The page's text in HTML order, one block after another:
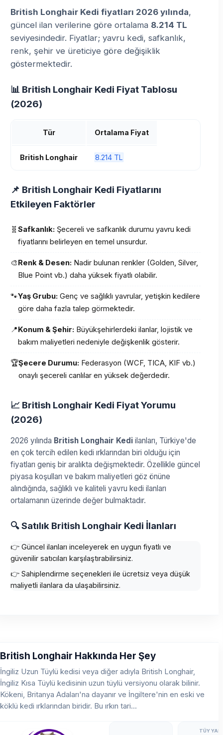
British Longhair Kedi fiyatları 2026 yılında,
güncel ilan verilerine göre ortalama 8.214 TL
seviyesindedir. Fiyatlar; yavru kedi, safkanlık,
renk, şehir ve üreticiye göre değişiklik
göstermektedir.
📊 British Longhair Kedi Fiyat Tablosu
(2026)
Tür Ortalama Fiyat
British Longhair 8.214 TL
📌 British Longhair Kedi Fiyatlarını
Etkileyen Faktörler
🧬 Safkanlık: Şecereli ve safkanlık durumu yavru kedi
fiyatlarını belirleyen en temel unsurdur.
🎨Renk & Desen: Nadir bulunan renkler (Golden, Silver,
Blue Point vb.) daha yüksek fiyatlı olabilir.
🐾Yaş Grubu: Genç ve sağlıklı yavrular, yetişkin kedilere
göre daha fazla talep görmektedir.
📍Konum & Şehir: Büyükşehirlerdeki ilanlar, lojistik ve
bakım maliyetleri nedeniyle değişkenlik gösterir.
🏆Şecere Durumu: Federasyon (WCF, TICA, KIF vb.)
onaylı şecereli canlılar en yüksek değerdedir.
📈 British Longhair Kedi Fiyat Yorumu
(2026)
2026 yılında British Longhair Kedi ilanları, Türkiye'de
en çok tercih edilen kedi ırklarından biri olduğu için
fiyatları geniş bir aralıkta değişmektedir. Özellikle güncel
piyasa koşulları ve bakım maliyetleri göz önüne
alındığında, sağlıklı ve kaliteli yavru kedi ilanları
ortalamanın üzerinde değer bulmaktadır.
🔍 Satılık British Longhair Kedi İlanları
👉 Güncel ilanları inceleyerek en uygun fiyatlı ve
güvenilir satıcıları karşılaştırabilirsiniz.
👉 Sahiplendirme seçenekleri ile ücretsiz veya düşük
maliyetli ilanlara da ulaşabilirsiniz.
British Longhair Hakkında Her Şey
İngiliz Uzun Tüylü kedisi veya diğer adıyla British Longhair,
İngiliz Kısa Tüylü kedisinin uzun tüylü versiyonu olarak bilinir.
Kökeni, Britanya Adaları'na dayanır ve İngiltere'nin en eski ve
köklü kedi ırklarından biridir. Bu ırkın tari...
TÜY